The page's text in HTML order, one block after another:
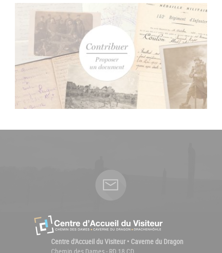
Centre d'Accueil du Visiteur • Caverne du Dragon